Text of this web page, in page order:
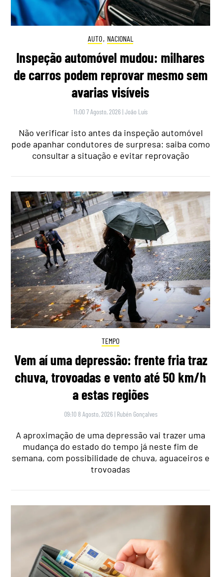
AUTO, NACIONAL
Inspeção automóvel mudou: milhares
de carros podem reprovar mesmo sem
avarias visíveis
11:00 7 Agosto, 2026 |João Luís
Não verificar isto antes da inspeção automóvel
pode apanhar condutores de surpresa: saiba como
consultar a situação e evitar reprovação
TEMPO
Vem aí uma depressão: frente fria traz
chuva, trovoadas e vento até 50 km/h
a estas regiões
09:10 8 Agosto, 2026 | Rubén Gonçalves
A aproximação de uma depressão vai trazer uma
mudança do estado do tempo já neste fim de
semana, com possibilidade de chuva, aguaceiros e
trovoadas